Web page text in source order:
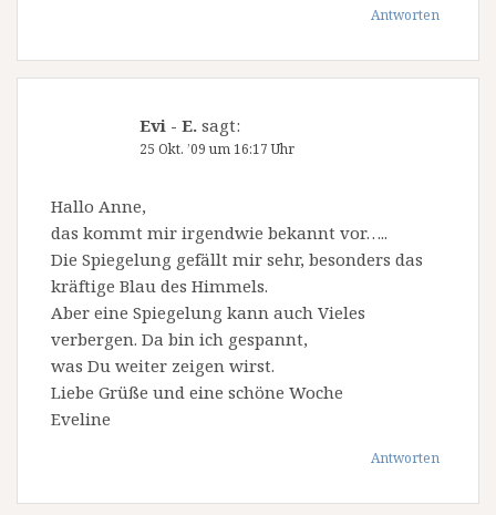
Antworten
Evi - E. sagt:
25 Okt. ’09 um 16:17 Uhr
Hallo Anne,
das kommt mir irgendwie bekannt vor…..
Die Spiegelung gefällt mir sehr, besonders das
kräftige Blau des Himmels.
Aber eine Spiegelung kann auch Vieles
verbergen. Da bin ich gespannt,
was Du weiter zeigen wirst.
Liebe Grüße und eine schöne Woche
Eveline
Antworten